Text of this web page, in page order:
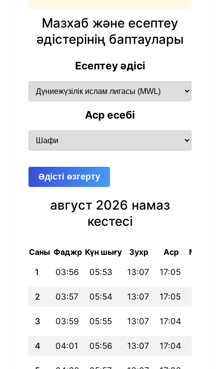
Мазхаб және есептеу
әдістерінің баптаулары
Есептеу әдісі
Аср есебі
Әдісті өзгерту
август 2026 намаз
кестесі
Саны Фаджр Күн шығу Зухр Аср Магриб
1 03:56 05:53 13:07 17:05
2 03:57 05:54 13:07 17:05
3 03:59 05:55 13:07 17:04
4 04:01 05:56 13:07 17:04